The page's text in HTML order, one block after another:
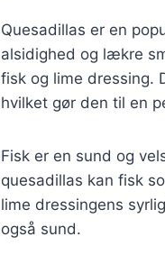
Quesadillas er en
alsidighed og lækre
fisk og lime dressing.
hvilket gør den til en
Fisk er en sund og
quesadillas kan fisk
lime dressingens
også sund.